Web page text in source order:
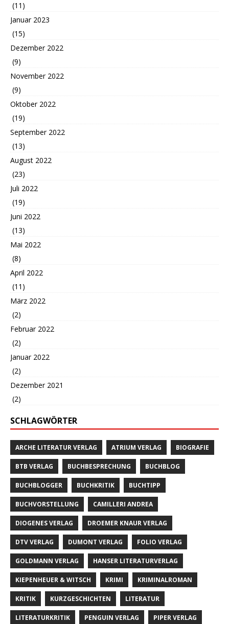
(11)
Januar 2023
(15)
Dezember 2022
(9)
November 2022
(9)
Oktober 2022
(19)
September 2022
(13)
August 2022
(23)
Juli 2022
(19)
Juni 2022
(13)
Mai 2022
(8)
April 2022
(11)
März 2022
(2)
Februar 2022
(2)
Januar 2022
(2)
Dezember 2021
(2)
SCHLAGWÖRTER
ARCHE LITERATUR VERLAG ATRIUM VERLAG BIOGRAFIE
BTB VERLAG BUCHBESPRECHUNG BUCHBLOG
BUCHBLOGGER BUCHKRITIK BUCHTIPP
BUCHVORSTELLUNG CAMILLERI ANDREA
DIOGENES VERLAG DROEMER KNAUR VERLAG
DTV VERLAG DUMONT VERLAG FOLIO VERLAG
GOLDMANN VERLAG HANSER LITERATURVERLAG
KIEPENHEUER & WITSCH KRIMI KRIMINALROMAN
KRITIK KURZGESCHICHTEN LITERATUR
LITERATURKRITIK PENGUIN VERLAG PIPER VERLAG